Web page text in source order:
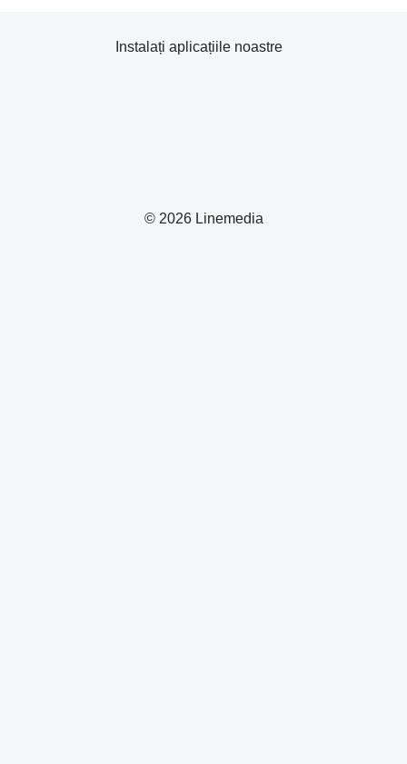
© 2026 Linemedia
Instalați aplicațiile noastre